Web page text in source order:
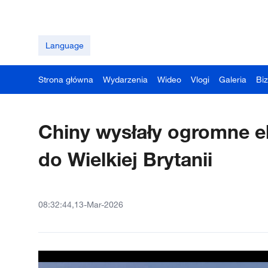
Language
Strona główna Wydarzenia Wideo Vlogi Galeria
Chiny wysłały ogromne
do Wielkiej Brytanii
08:32:44,13-Mar-2026